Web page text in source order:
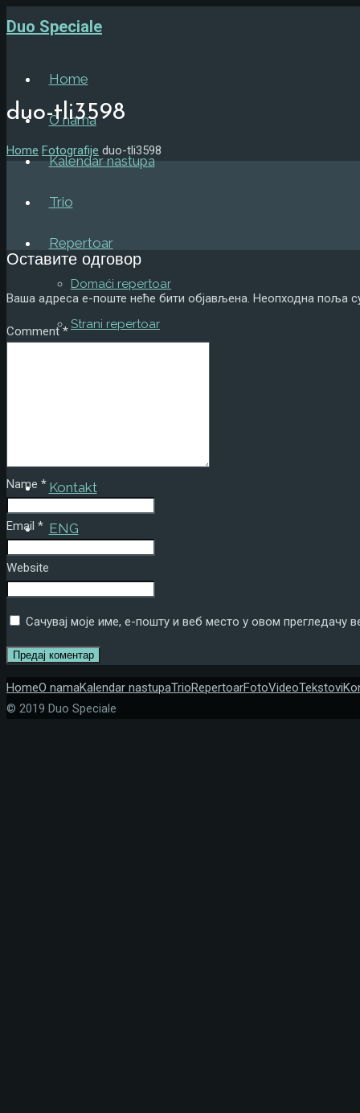
Duo Speciale
Home
O nama
Kalendar nastupa
Trio
Repertoar
Domaći repertoar
Strani repertoar
Kontakt
ENG
duo-tli3598
Home Fotografije duo-tli3598
Оставите одговор
Ваша адреса е-поште неће бити објављена. Неопходна поља
Comment*
Name *
Email *
Website
Сачувај моје име, е-пошту и веб место у овом прегледачу
HomeO namaKalendar nastupaTrioRepertoarFotoVideoTekstovi
© 2019 Duo Speciale